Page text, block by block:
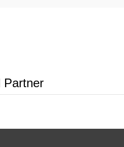
Partner